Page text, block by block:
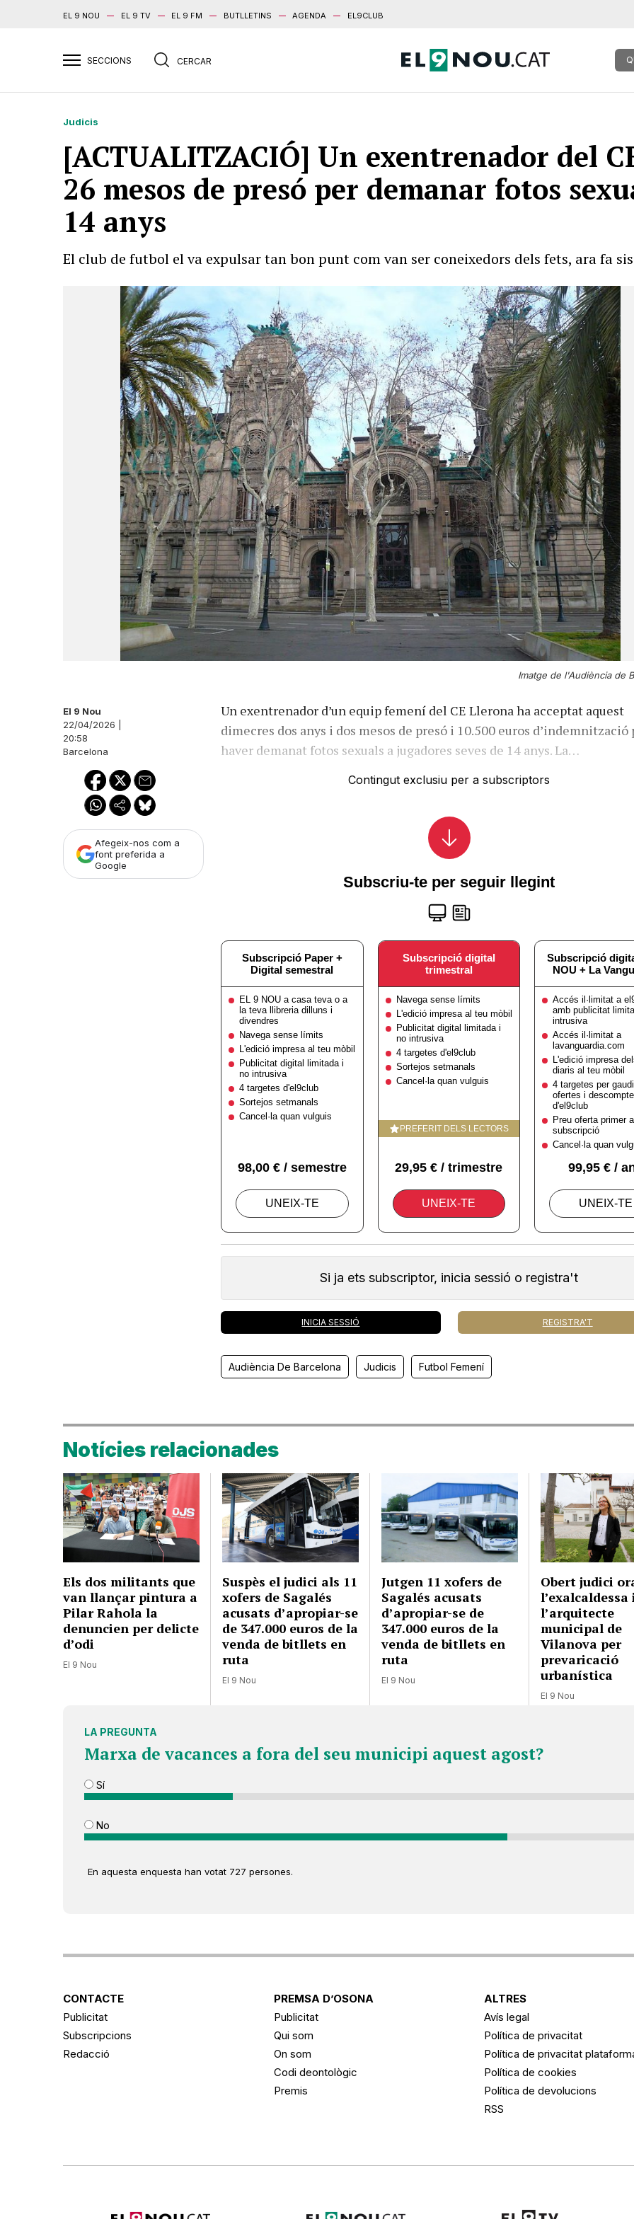
EL 9 NOU EL 9 TV EL 9 FM BUTLLETINS AGENDA EL9CLUB
Judicis
[ACTUALITZACIÓ] Un exentrenador del
26 mesos de presó per demanar fotos
14 anys
El club de futbol el va expulsar tan bon punt com van ser coneixedors dels fets, ara fa
Imatge de l'Audiència de
El 9 Nou
22/04/2026 |
20:58
Barcelona
Afegeix-nos com a
font preferida a
Google
Un exentrenador d’un equip femení del CE Llerona ha acceptat aquest
dimecres dos anys i dos mesos de presó i 10.500 euros d’indemnització
haver demanat fotos sexuals a jugadores seves de 14 anys. La…
Contingut exclusiu per a subscriptors
Si ja ets subscriptor, inicia sessió o registra't
INICIA SESSIÓ REGISTRA'T
Audiència De Barcelona Judicis Futbol Femení
Notícies relacionades
Els dos militants que
van llançar pintura a
Pilar Rahola la
denuncien per delicte
d’odi
El 9 Nou
Suspès el judici als 11
xofers de Sagalés
acusats d’apropiar-se
de 347.000 euros de la
venda de bitllets en
ruta
El 9 Nou
Jutgen 11 xofers de
Sagalés acusats
d’apropiar-se de
347.000 euros de la
venda de bitllets en
ruta
El 9 Nou
Obert judici
l’exalcaldessa
l’arquitecte
municipal de
Vilanova per
prevaricació
urbanística
El 9 Nou
LA PREGUNTA
Marxa de vacances a fora del seu municipi aquest agost?
Sí
No
En aquesta enquesta han votat 727 persones.
CONTACTE
Publicitat
Subscripcions
Redacció
PREMSA D’OSONA
Publicitat
Qui som
On som
Codi deontològic
Premis
ALTRES
Avís legal
Política de privacitat
Política de privacitat
Política de cookies
Política de devolucions
RSS